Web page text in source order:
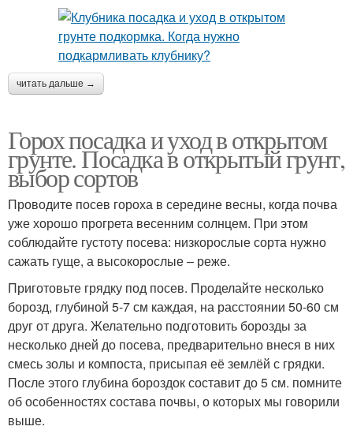
читать дальше →
Горох посадка и уход в открытом
грунте. Посадка в открытый грунт,
выбор сортов
Проводите посев гороха в середине весны, когда почва
уже хорошо прогрета весенним солнцем. При этом
соблюдайте густоту посева: низкорослые сорта нужно
сажать гуще, а высокорослые – реже.
Приготовьте грядку под посев. Проделайте несколько
борозд, глубиной 5-7 см каждая, на расстоянии 50-60 см
друг от друга. Желательно подготовить борозды за
несколько дней до посева, предварительно внеся в них
смесь золы и компоста, присыпая её землёй с грядки.
После этого глубина бороздок составит до 5 см. помните
об особенностях состава почвы, о которых мы говорили
выше.